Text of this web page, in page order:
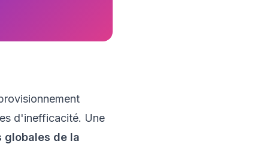
d'inefficacité. Une
globales de la